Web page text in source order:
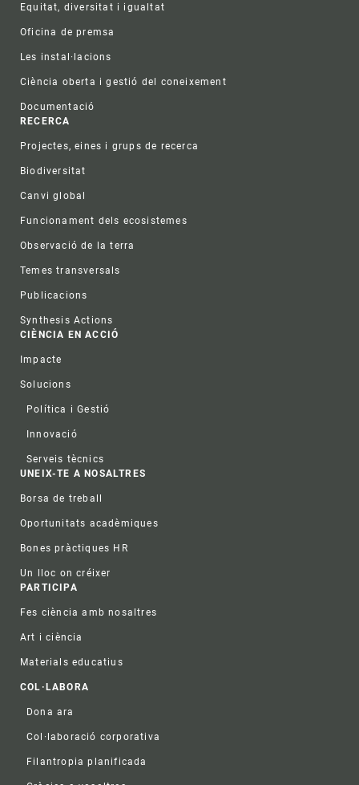
Equitat, diversitat i igualtat
Oficina de premsa
Les instal·lacions
Ciència oberta i gestió del coneixement
Documentació
RECERCA
Projectes, eines i grups de recerca
Biodiversitat
Canvi global
Funcionament dels ecosistemes
Observació de la terra
Temes transversals
Publicacions
Synthesis Actions
CIÈNCIA EN ACCIÓ
Impacte
Solucions
Política i Gestió
Innovació
Serveis tècnics
UNEIX-TE A NOSALTRES
Borsa de treball
Oportunitats acadèmiques
Bones pràctiques HR
Un lloc on créixer
PARTICIPA
Fes ciència amb nosaltres
Art i ciència
Materials educatius
COL·LABORA
Dona ara
Col·laboració corporativa
Filantropia planificada